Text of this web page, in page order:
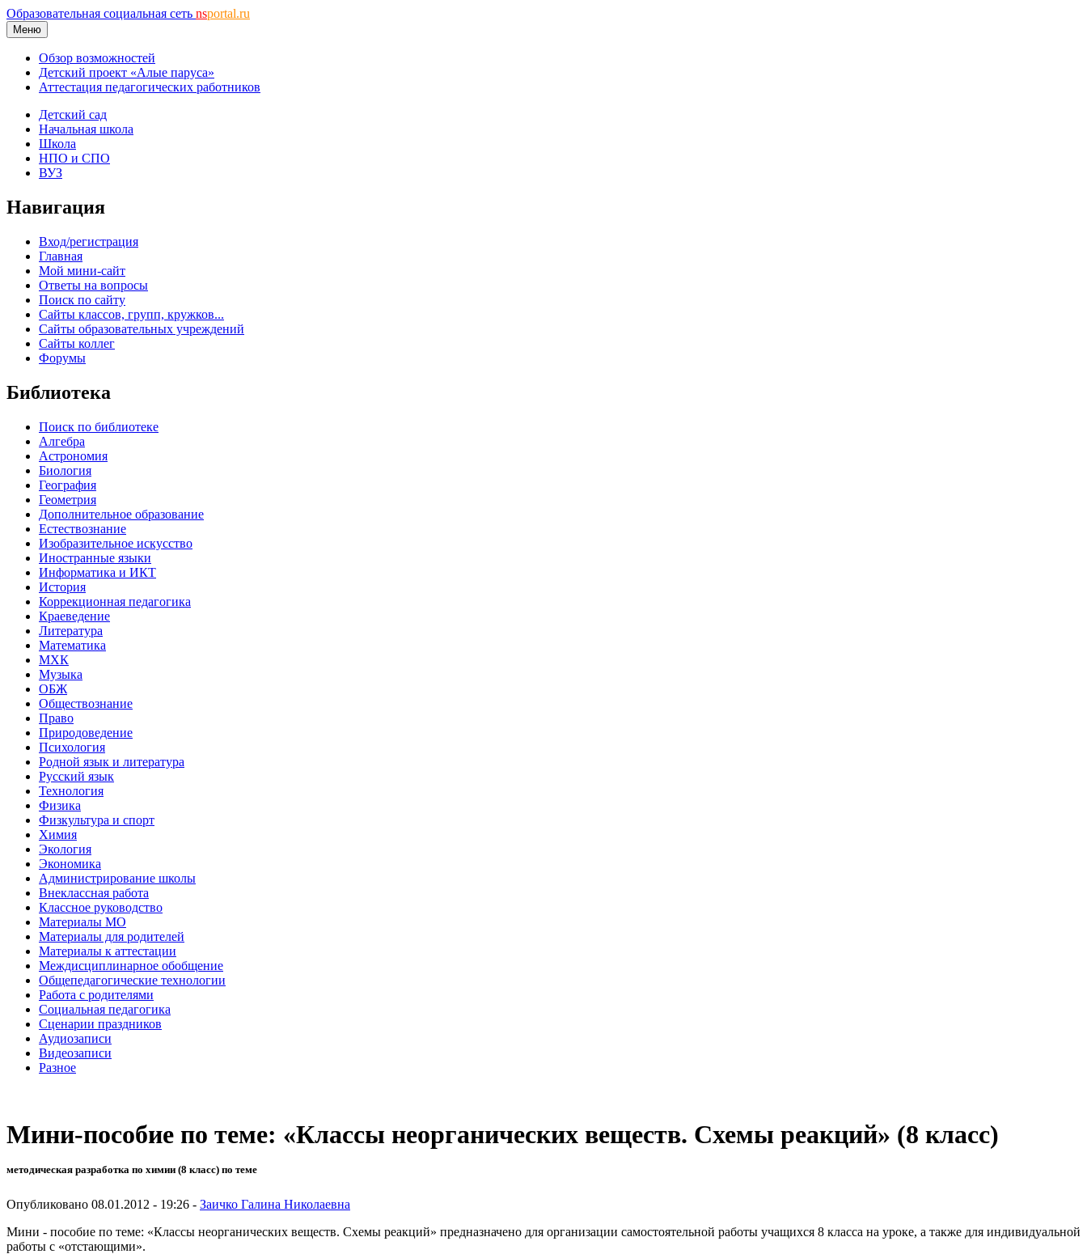
Образовательная социальная сеть nsportal.ru
Меню
Обзор возможностей
Детский проект «Алые паруса»
Аттестация педагогических работников
Детский сад
Начальная школа
Школа
НПО и СПО
ВУЗ
Навигация
Вход/регистрация
Главная
Мой мини-сайт
Ответы на вопросы
Поиск по сайту
Сайты классов, групп, кружков...
Сайты образовательных учреждений
Сайты коллег
Форумы
Библиотека
Поиск по библиотеке
Алгебра
Астрономия
Биология
География
Геометрия
Дополнительное образование
Естествознание
Изобразительное искусство
Иностранные языки
Информатика и ИКТ
История
Коррекционная педагогика
Краеведение
Литература
Математика
МХК
Музыка
ОБЖ
Обществознание
Право
Природоведение
Психология
Родной язык и литература
Русский язык
Технология
Физика
Физкультура и спорт
Химия
Экология
Экономика
Администрирование школы
Внеклассная работа
Классное руководство
Материалы МО
Материалы для родителей
Материалы к аттестации
Междисциплинарное обобщение
Общепедагогические технологии
Работа с родителями
Социальная педагогика
Сценарии праздников
Аудиозаписи
Видеозаписи
Разное
Мини-пособие по теме: «Классы неорганических веществ. Схемы реакций» (8 класс)
методическая разработка по химии (8 класс) по теме
Опубликовано 08.01.2012 - 19:26 - Заичко Галина Николаевна
Мини - пособие по теме: «Классы неорганических веществ. Схемы реакций» предназначено для организации самостоятельной работы учащихся 8 класса на уроке, а также для индивидуальной
работы с «отстающими».